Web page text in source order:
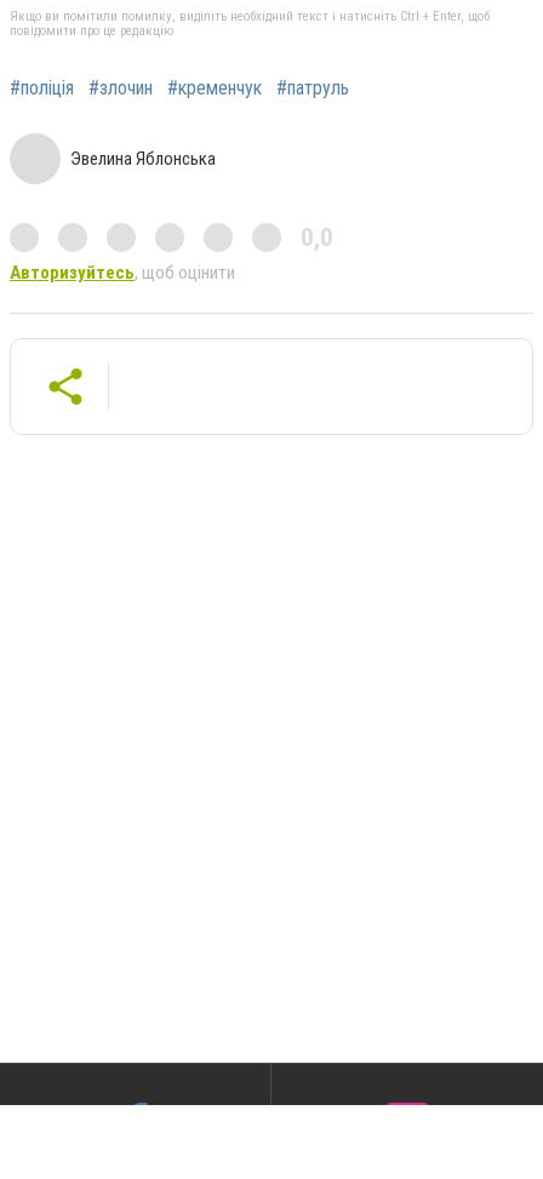
Якщо ви помітили помилку, виділіть необхідний текст і натисніть Ctrl + Enter, щоб
повідомити про це редакцію
#поліція #злочин #кременчук #патруль
Эвелина Яблонська
0,0
Авторизуйтесь, щоб оцінити